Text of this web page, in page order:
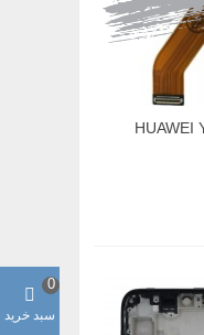
سبد خرید
0